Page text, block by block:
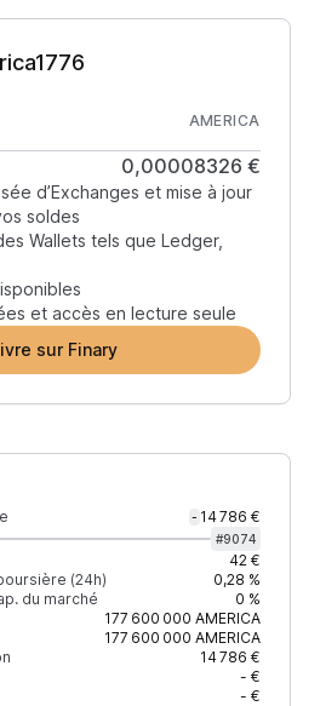
AMERICA
0,00008326 €
d’Exchanges et mise à jour
soldes
Wallets tels que Ledger,
et accès en lecture seule
sur Finary
- 14 786 €
#9074
42 €
(24h)
0,28 %
du marché
0 %
177 600 000 AMERICA
177 600 000 AMERICA
14 786 €
- €
- €